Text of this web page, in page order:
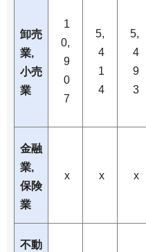
卸売
業,
小売
業
1
0,
9
0
7
5,
4
1
4
5,
4
9
3
金融
業,
保険
業
x x x
不動